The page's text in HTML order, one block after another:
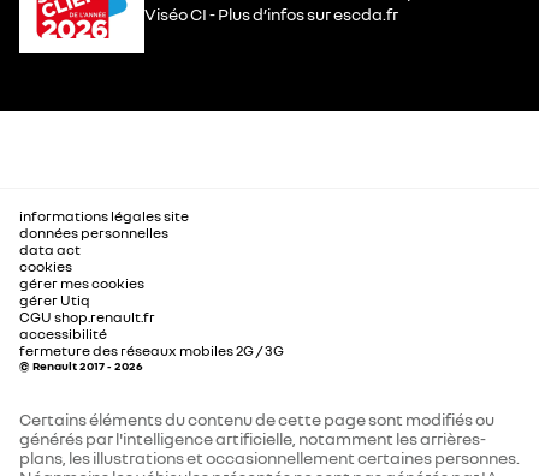
Viséo CI - Plus d’infos sur escda.fr
informations légales site
données personnelles
data act
cookies
gérer mes cookies
gérer Utiq
CGU shop.renault.fr
accessibilité
fermeture des réseaux mobiles 2G / 3G
© Renault 2017 - 2026
Certains éléments du contenu de cette page sont modifiés ou
générés par l'intelligence artificielle, notamment les arrières-
plans, les illustrations et occasionnellement certaines personnes.